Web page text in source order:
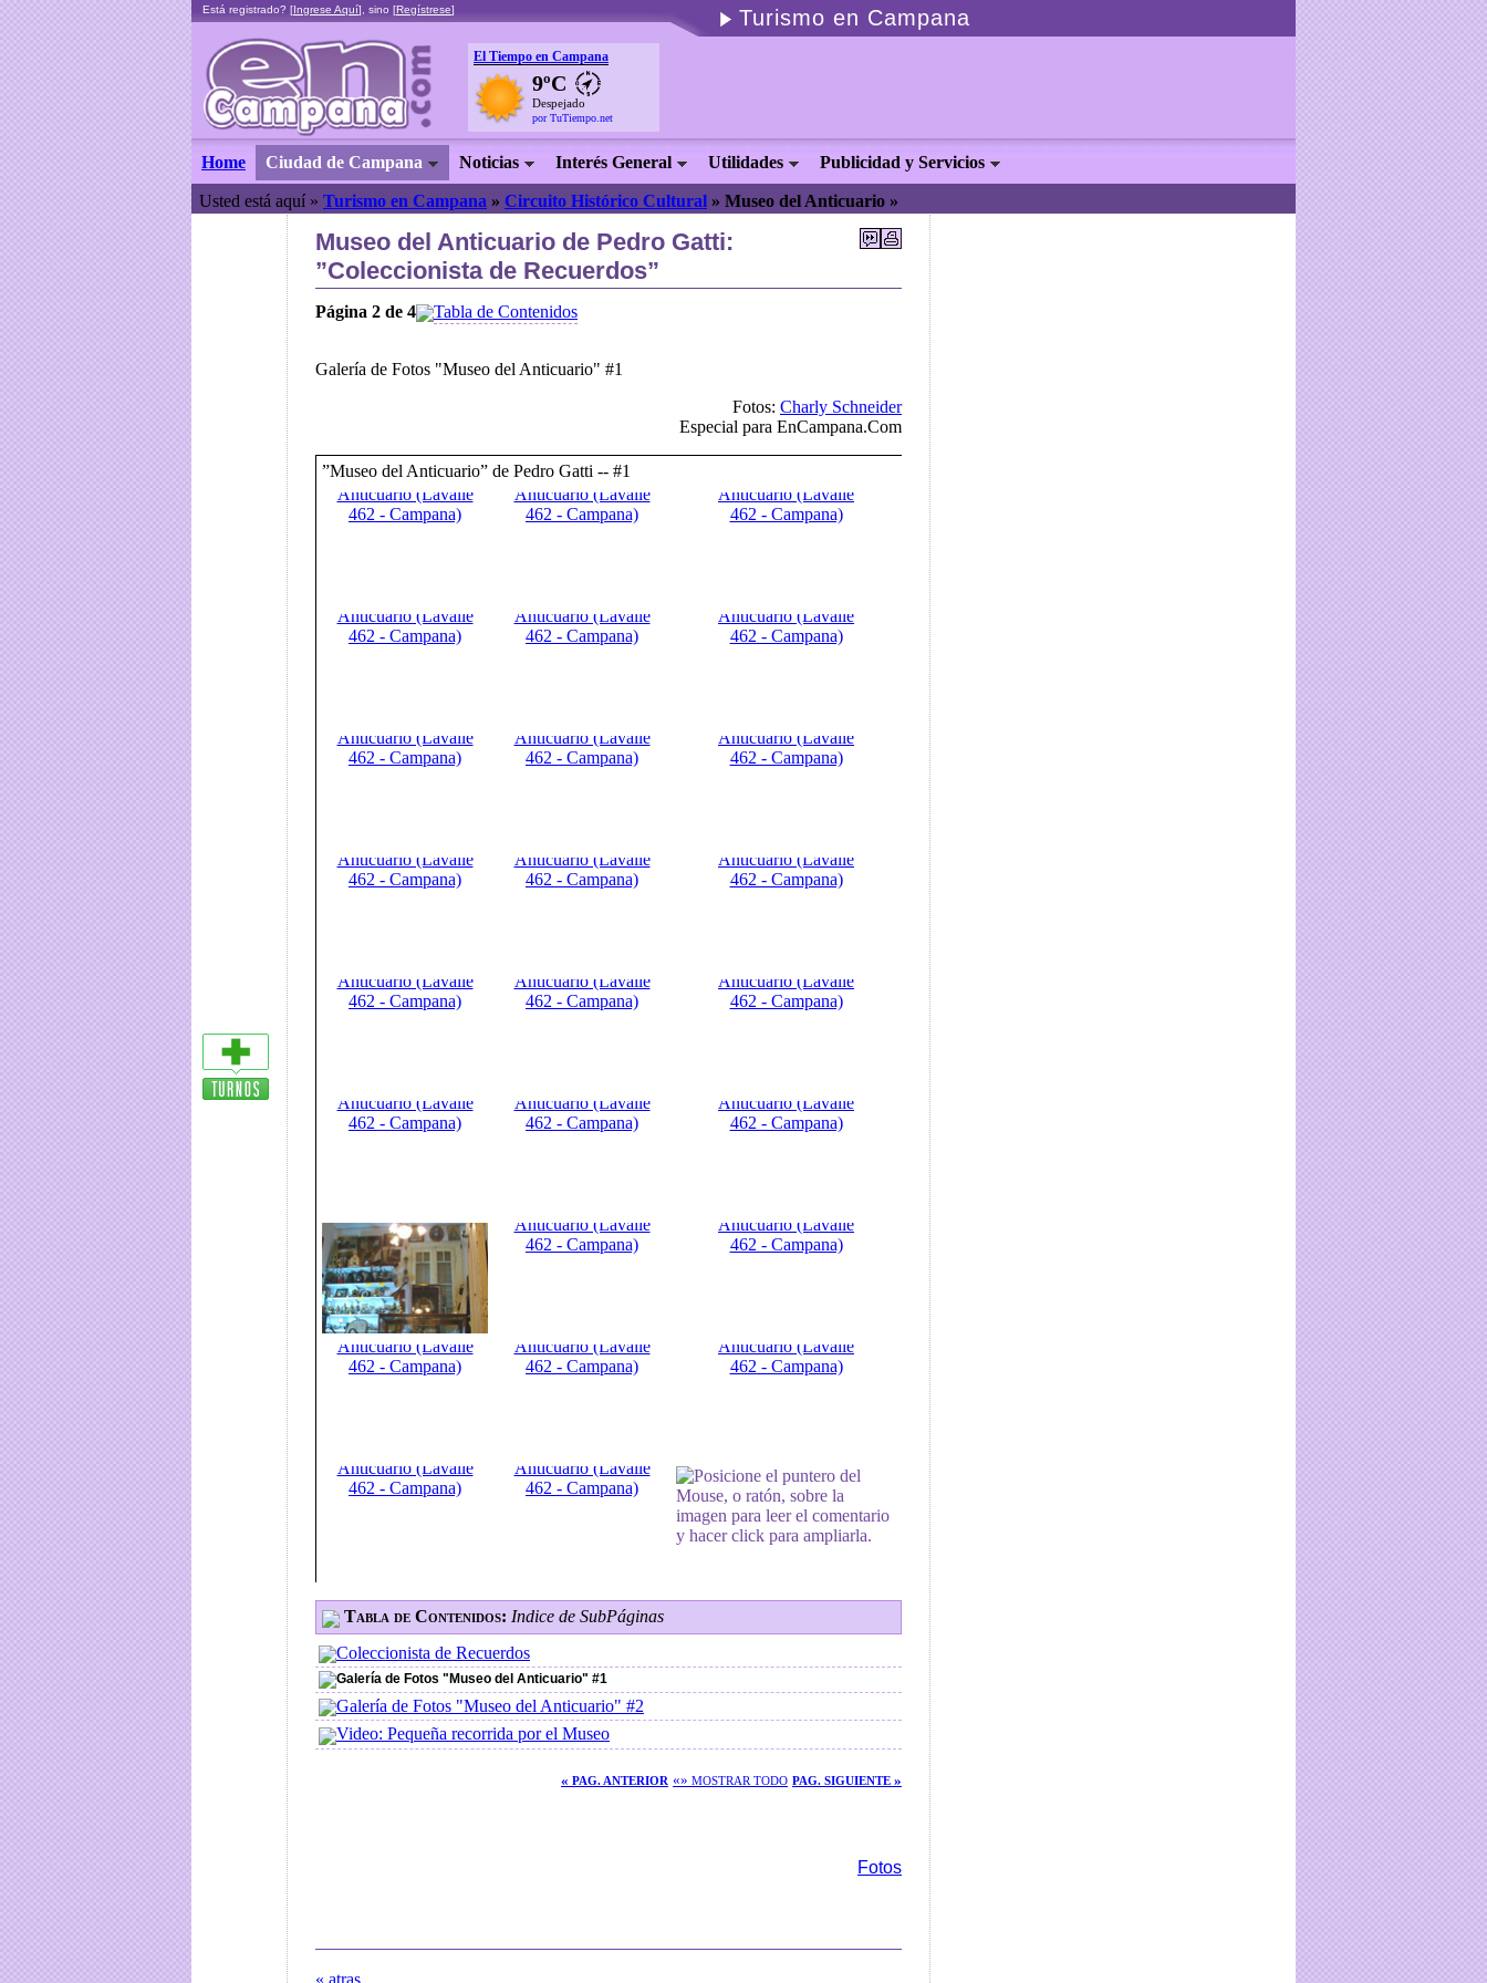
Está registrado? [Ingrese Aquí], sino [Regístrese] Turismo en Campana
El Tiempo en Campana
9ºC
Despejado
por TuTiempo.net
Home Ciudad de Campana Noticias Interés General Utilidades Publicidad y Servicios
Usted está aquí » Turismo en Campana » Circuito Histórico Cultural » Museo del Anticuario »
Museo del Anticuario de Pedro Gatti:
”Coleccionista de Recuerdos”
Página 2 de 4 Tabla de Contenidos
Galería de Fotos "Museo del Anticuario" #1
Fotos: Charly Schneider
Especial para EnCampana.Com
”Museo del Anticuario” de Pedro Gatti -- #1
Posicione el puntero del
Mouse, o ratón, sobre la
imagen para leer el comentario
y hacer click para ampliarla.
Tabla de Contenidos: Indice de SubPáginas
Coleccionista de Recuerdos
Galería de Fotos "Museo del Anticuario" #1
Galería de Fotos "Museo del Anticuario" #2
Video: Pequeña recorrida por el Museo
« PAG. ANTERIOR «» MOSTRAR TODO PAG. SIGUIENTE »
Fotos
« atras